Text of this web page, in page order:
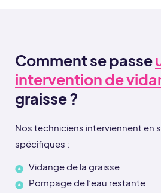
Comment se passe
intervention de
graisse ?
Nos techniciens interviennent en
spécifiques :
Vidange de la graisse
Pompage de l’eau restante